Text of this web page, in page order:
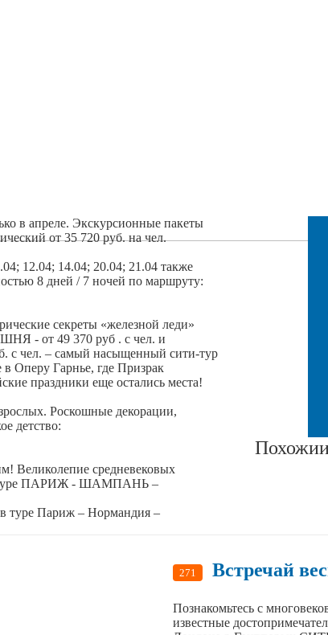
в апреле. Экскурсионные пакеты
от 35 720 руб. на чел.
12.04; 14.04; 20.04; 21.04 также
8 дней / 7 ночей по маршруту:
секреты «железной леди»
- от 49 370 руб . с чел. и
– самый насыщенный сити-тур
в Оперу Гарнье, где Призрак
праздники еще остались места!
Роскошные декорации,
детство:
Великолепие средневековых
в туре ПАРИЖ - ШАМПАНЬ –
в туре Париж – Нормандия –
271 Встречай
Познакомьтесь с
известные